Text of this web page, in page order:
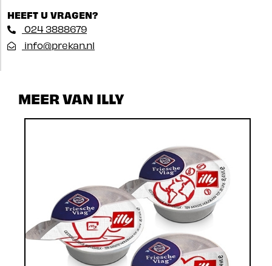
HEEFT U VRAGEN?
024 3888679
info@prekan.nl
MEER VAN ILLY